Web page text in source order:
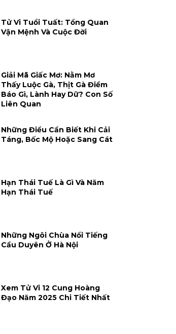
Tử Vi Tuổi Tuất: Tổng Quan
Vận Mệnh Và Cuộc Đời
Giải Mã Giấc Mơ: Nằm Mơ
Thấy Luộc Gà, Thịt Gà Điềm
Báo Gì, Lành Hay Dữ? Con Số
Liên Quan
Những Điều Cần Biết Khi Cải
Táng, Bốc Mộ Hoặc Sang Cát
Hạn Thái Tuế Là Gì Và Năm
Hạn Thái Tuế
Những Ngôi Chùa Nổi Tiếng
Cầu Duyên Ở Hà Nội
Xem Tử Vi 12 Cung Hoàng
Đạo Năm 2025 Chi Tiết Nhất